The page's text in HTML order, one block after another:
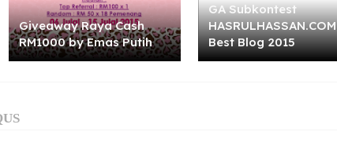
Giveaway Raya Cash
RM1000 by Emas Putih
GA Subkontest
HASRULHASSAN.COM
Best Blog 2015